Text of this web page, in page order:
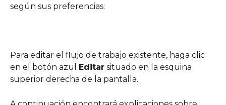
según sus preferencias:
Para editar el flujo de trabajo existente, haga clic
en el botón azul
Editar situado en la esquina
superior derecha de la pantalla.